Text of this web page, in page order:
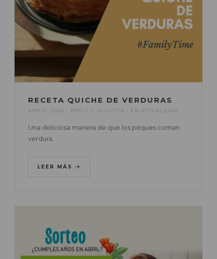
RECETA QUICHE DE VERDURAS
ABR 01, 2020 POR C.C. AUGUSTA EN ACTUALIDAD
Una deliciosa manera de que los peques coman
verdura.
LEER MÁS